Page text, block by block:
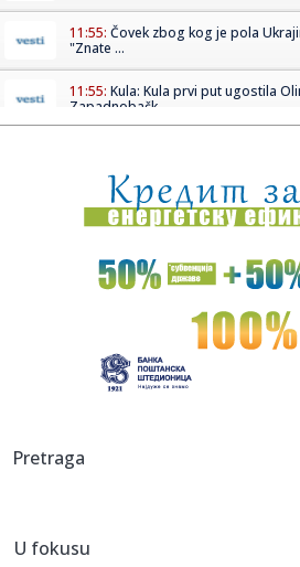
11:55: Čovek zbog kog je pola
"Znate ...
11:55: Kula: Kula prvi put ugostila
Zapadnobačk...
11:53:Rusi besni na klub zbog
11:53:ILIĆ PRESEKAO: Četvorica iz
Tele...
KoZmaj Fest donosi muziku i
11:49:Velika odluka pred Dejvisom:
11:47:
Pretraga
U fokusu